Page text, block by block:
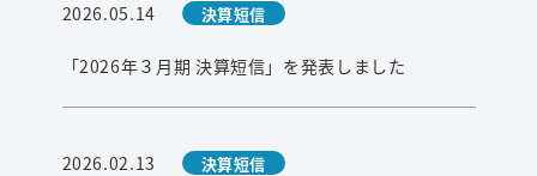
検索
2026.05.14 決算短信
「2026年３月期 決算短信」を発表しました
2026.02.13 決算短信